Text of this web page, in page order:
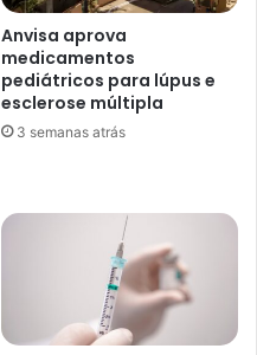
Anvisa aprova
medicamentos
pediátricos para lúpus e
esclerose múltipla
3 semanas atrás